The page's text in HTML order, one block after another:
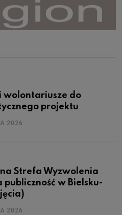
wolontariusze do
projektu
2026
Strefa Wyzwolenia
publiczność w Bielsku-
2026